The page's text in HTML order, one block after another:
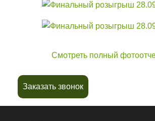
Смотреть полный
Заказать звонок